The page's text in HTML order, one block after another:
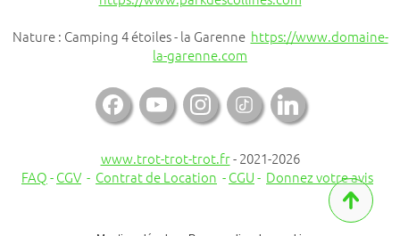
Nature : Camping 4 étoiles - la Garenne https://www.domaine-
la-garenne.com

www.trot-trot-trot.fr- 2021-2026
FAQ-CGV - Contrat de Location -CGU- Donnez votre avis